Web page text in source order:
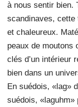
à nous sentir bien.
scandinaves, cette
et chaleureux.
peaux de moutons
clés d’un intérieur
bien dans un
En suédois, «lag»
suédois,